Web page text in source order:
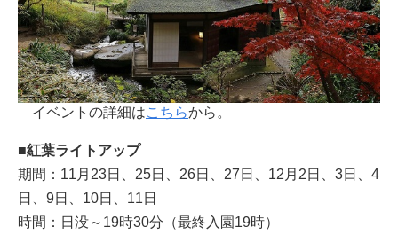
イベントの詳細はこちらから。
■紅葉ライトアップ
期間：11月23日、25日、26日、27日、12月2日、3日、4
日、9日、10日、11日
時間：日没～19時30分（最終入園19時）